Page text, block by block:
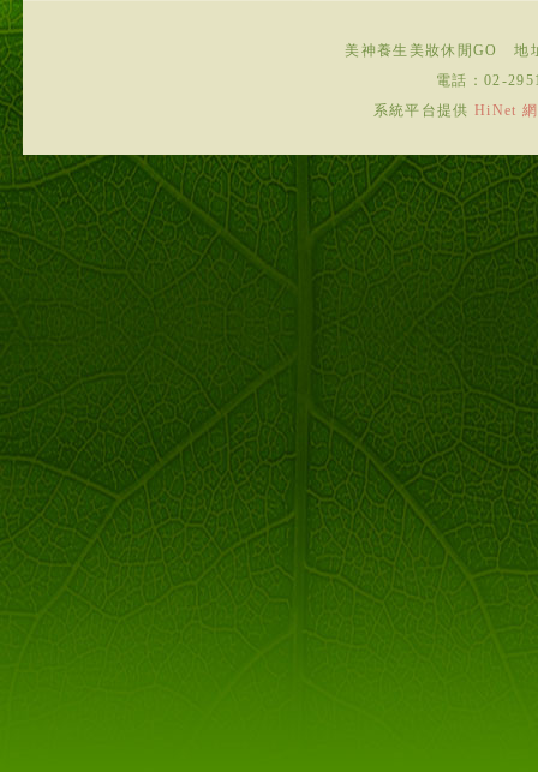
美神養生美妝休閒GO
地
電話： 02-
系統平台提供HiNet